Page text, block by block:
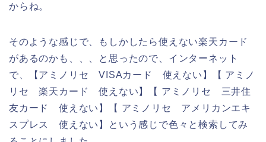
からね。
そのような感じで、もしかしたら使えない楽天カード
があるのかも、、、と思ったので、インターネット
で、【アミノリセ VISAカード 使えない】【 アミノ
リセ 楽天カード 使えない】【 アミノリセ 三井住
友カード 使えない】【 アミノリセ アメリカンエキ
スプレス 使えない】という感じで色々と検索してみ